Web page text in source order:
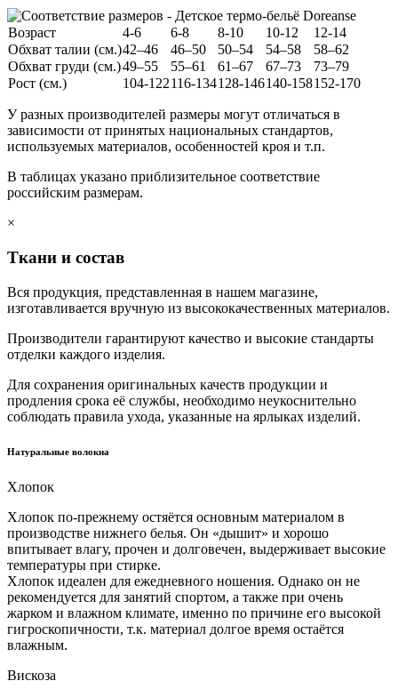
Возраст 4-6 6-8 8-10 10-12
12-14
Обхват талии (см.)42–46 46–50 50–54 54–58
58–62
Обхват груди (см.)49–55 55–61 61–67 67–73
73–79
Рост (см.)
104-122116-134128-146140-158152-170
У разных производителей размеры могут отличаться в
зависимости от принятых национальных стандартов,
используемых материалов, особенностей кроя и т.п.
В таблицах указано приблизительное соответствие
российским размерам.
×
Ткани и состав
Вся продукция, представленная в нашем магазине,
изготавливается вручную из высококачественных материалов.
Производители гарантируют качество и высокие стандарты
отделки каждого изделия.
Для сохранения оригинальных качеств продукции и
продления срока её службы, необходимо неукоснительно
соблюдать правила ухода, указанные на ярлыках изделий.
Натуральные волокна
Хлопок
Хлопок по-прежнему остяётся основным материалом в
производстве нижнего белья. Он «дышит» и хорошо
впитывает влагу, прочен и долговечен, выдерживает высокие
температуры при стирке.
Хлопок идеален для ежедневного ношения. Однако он не
рекомендуется для занятий спортом, а также при очень
жарком и влажном климате, именно по причине его высокой
гигроскопичности, т.к. материал долгое время остаётся
влажным.
Вискоза